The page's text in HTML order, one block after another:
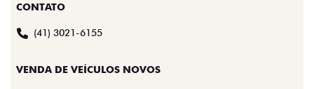
CONTATO
(41) 3021-6155
VENDA DE VEÍCULOS NOVOS